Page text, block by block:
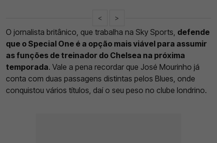
< >
O jornalista britânico, que trabalha na Sky Sports, defende
que o Special One é a opção mais viável para assumir
as funções de treinador do Chelsea na próxima
temporada. Vale a pena recordar que José Mourinho já
conta com duas passagens distintas pelos Blues, onde
conquistou vários títulos, daí o seu peso no clube londrino.